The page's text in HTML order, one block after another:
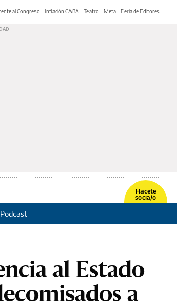
al Congreso Inflación CABA Teatro Meta Feria de Editores
Hacete
socia/o
Podcast
al Estado
a